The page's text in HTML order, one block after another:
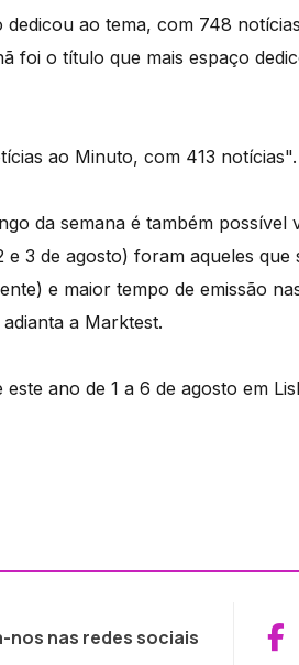
ao tema, com 748
foi o título que mais espaço
ao Minuto, com 413 notícias".
da semana é também possível
3 de agosto) foram aqueles que
e maior tempo de emissão
a Marktest.
ano de 1 a 6 de agosto em
nos nas redes sociais